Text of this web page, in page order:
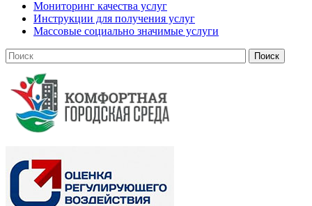
Мониторинг качества услуг
Инструкции для получения услуг
Массовые социально значимые услуги